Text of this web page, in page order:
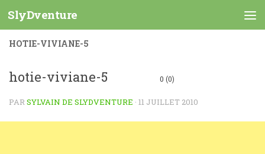
Skip to content
SlyDventure
HOTIE-VIVIANE-5
hotie-viviane-5 0 (0)
PARSYLVAIN DE SLYDVENTURE · 11 JUILLET 2010